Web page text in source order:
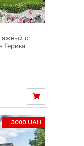
с
Терива
- 3000 UAH